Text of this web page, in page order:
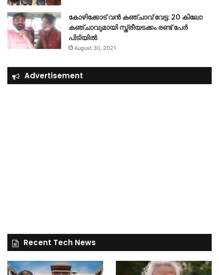
കോഴിക്കോട് വൻ കഞ്ചാവ് വേട്ട: 20 കിലോ
കഞ്ചാവുമായി സ്ത്രീയടക്കം രണ്ട് പേർ
പിടിയിൽ
August 30, 2021
Advertisement
Recent Tech News